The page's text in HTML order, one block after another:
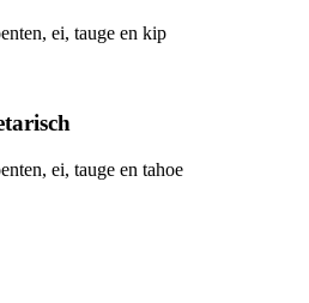
ei, tauge en kip
ei, tauge en tahoe